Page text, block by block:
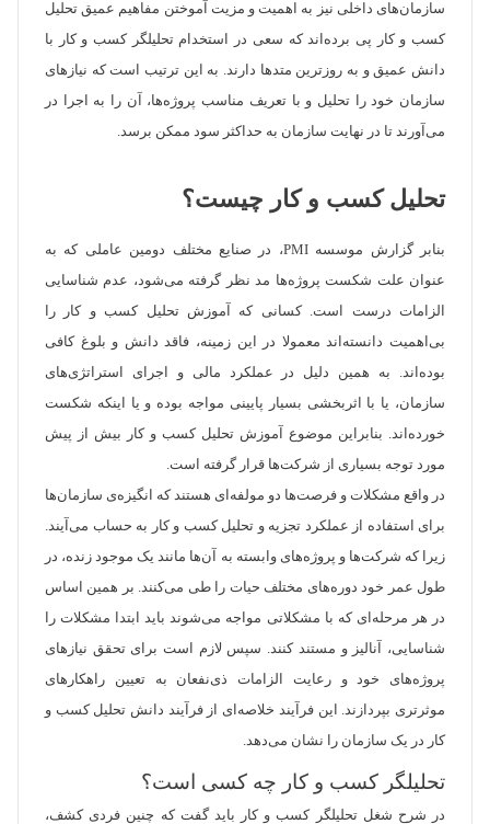
سازمان‌های داخلی نیز به اهمیت و مزیت آموختن مفاهیم عمیق تحلیل
کسب و کار پی برده‌اند که سعی در استخدام تحلیلگر کسب و کار با
دانش عمیق و به روزترین متدها دارند. به این ترتیب است که نیازهای
سازمان‌ خود را تحلیل و با تعریف مناسب پروژه‌ها، آن را به اجرا در
می‌آورند تا در نهایت سازمان به حداکثر سود ممکن برسد.
تحلیل کسب و کار چیست؟
بنابر گزارش موسسه PMI، در صنایع مختلف دومین عاملی که به
عنوان علت‌ شکست پروژه‌ها مد نظر گرفته می‌شود، عدم شناسایی
الزامات درست است. کسانی که آموزش تحلیل کسب و کار را
بی‌اهمیت دانسته‌اند معمولا در این زمینه، فاقد دانش و بلوغ کافی
بوده‌اند. به همین دلیل در عملکرد مالی و اجرای استراتژی‌های
سازمان، یا با اثربخشی بسیار پایینی مواجه بوده و یا اینکه شکست
خورده‌اند. بنابراین موضوع آموزش تحلیل کسب و کار بیش از پیش
مورد توجه بسیاری از شرکت‌ها قرار گرفته است.
در واقع مشکلات و فرصت‌ها دو مولفه‌ای هستند که انگیزه‌ی سازمان‌ها
برای استفاده از عملکرد تجزیه و تحلیل کسب و کار به حساب می‌آیند.
زیرا که شرکت‌ها و پروژه‌های وابسته به آن‌ها مانند یک موجود زنده، در
طول عمر خود دوره‌های مختلف حیات را طی می‌کنند. بر همین اساس
در هر مرحله‌ای که با مشکلاتی مواجه می‌شوند باید ابتدا مشکلات را
شناسایی، آنالیز و مستند کنند. سپس لازم است برای تحقق نیازهای
پروژه‌های خود و رعایت الزامات ذی‌نفعان به تعیین راهکارهای
موثرتری بپردازند. این فرآیند خلاصه‌ای از فرآیند دانش تحلیل کسب و
کار در یک سازمان را نشان می‌دهد.
تحلیلگر کسب و کار چه کسی است؟
در شرح شغل تحلیلگر کسب و کار باید گفت که چنین فردی کشف،